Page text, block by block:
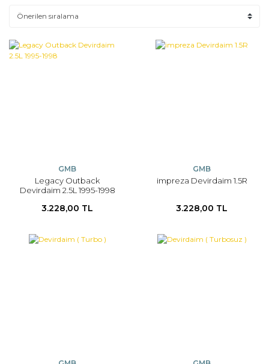
GMB
Legacy Outback
Devirdaim 2.5L 1995-1998
3.228,00 TL
GMB
impreza Devirdaim 1.5R
3.228,00 TL